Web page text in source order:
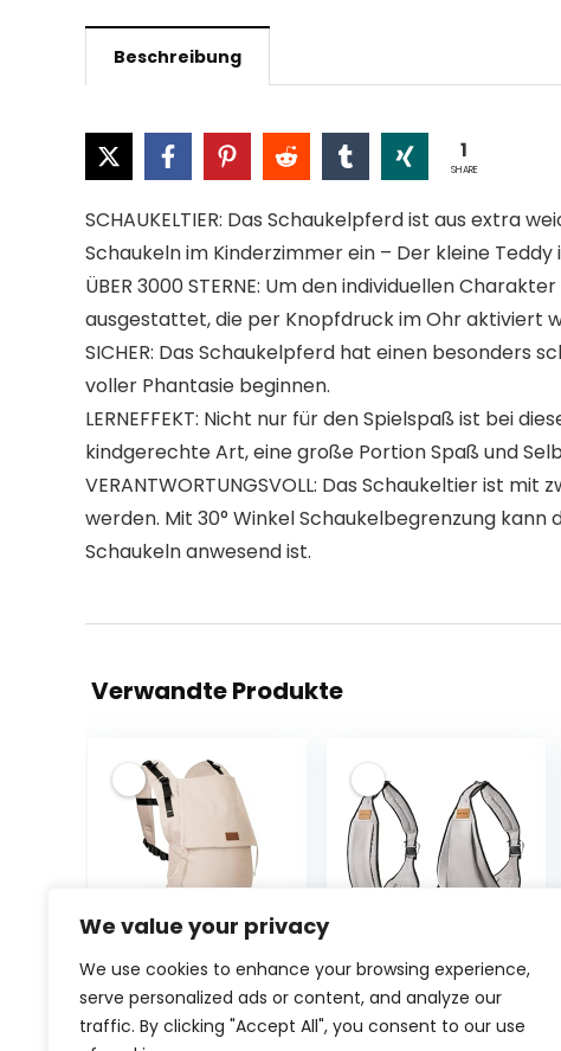
We value your privacy
We use cookies to enhance your browsing experience,
serve personalized ads or content, and analyze our
traffic. By clicking "Accept All", you consent to our use
Beschreibung
1
SHARE
SCHAUKELTIER: Das Schaukelpferd ist aus extra
Schaukeln im Kinderzimmer ein – Der kleine
ÜBER 3000 STERNE: Um den individuellen
ausgestattet, die per Knopfdruck im Ohr aktiviert
SICHER: Das Schaukelpferd hat einen besonders
voller Phantasie beginnen.
LERNEFFEKT: Nicht nur für den Spielspaß ist bei
kindgerechte Art, eine große Portion Spaß und
VERANTWORTUNGSVOLL: Das Schaukeltier ist
werden. Mit 30° Winkel Schaukelbegrenzung
Schaukeln anwesend ist.
Verwandte Produkte
Hoppediz Buckle
Toddler,
Babytrage für
Kleinkinder (9-
Senarah
Toddler Carrier,
Baby Carrier
Newborn to